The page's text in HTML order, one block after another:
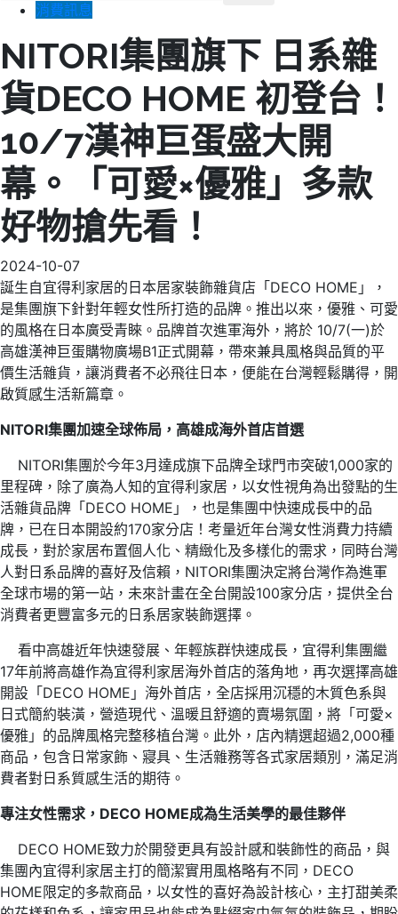
消費訊息
NITORI集團旗下 日系雜
貨DECO HOME 初登台！
10/7漢神巨蛋盛大開
幕。「可愛×優雅」多款
好物搶先看！
2024-10-07
誕生自宜得利家居的日本居家裝飾雜貨店「DECO HOME」，
是集團旗下針對年輕女性所打造的品牌。推出以來，優雅、可愛
的風格在日本廣受青睞。品牌首次進軍海外，將於 10/7(一)於
高雄漢神巨蛋購物廣場B1正式開幕，帶來兼具風格與品質的平
價生活雜貨，讓消費者不必飛往日本，便能在台灣輕鬆購得，開
啟質感生活新篇章。
NITORI集團加速全球佈局，高雄成海外首店首選
NITORI集團於今年3月達成旗下品牌全球門市突破1,000家的
里程碑，除了廣為人知的宜得利家居，以女性視角為出發點的生
活雜貨品牌「DECO HOME」，也是集團中快速成長中的品
牌，已在日本開設約170家分店！考量近年台灣女性消費力持續
成長，對於家居布置個人化、精緻化及多樣化的需求，同時台灣
人對日系品牌的喜好及信賴，NITORI集團決定將台灣作為進軍
全球市場的第一站，未來計畫在全台開設100家分店，提供全台
消費者更豐富多元的日系居家裝飾選擇。
看中高雄近年快速發展、年輕族群快速成長，宜得利集團繼
17年前將高雄作為宜得利家居海外首店的落角地，再次選擇高雄
開設「DECO HOME」海外首店，全店採用沉穩的木質色系與
日式簡約裝潢，營造現代、溫暖且舒適的賣場氛圍，將「可愛×
優雅」的品牌風格完整移植台灣。此外，店內精選超過2,000種
商品，包含日常家飾、寢具、生活雜務等各式家居類別，滿足消
費者對日系質感生活的期待。
專注女性需求，DECO HOME成為生活美學的最佳夥伴
DECO HOME致力於開發更具有設計感和裝飾性的商品，與
集團內宜得利家居主打的簡潔實用風格略有不同，DECO
HOME限定的多款商品，以女性的喜好為設計核心，主打甜美柔